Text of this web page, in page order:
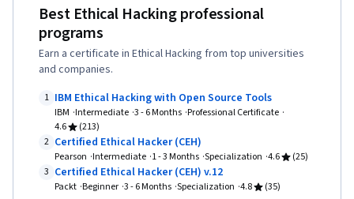
Management, Bash (Scripting Language),
Security Awareness, Threat Detection, Python
Programming, Web Presence, SQL, Security
Splunk, Network Analysis, TCP/IP, Incident
Management, Continuous Monitoring, Event
Monitoring, Security Controls, Network
Monitoring, Data Security, Technical
Best Ethical Hacking professional
programs
Earn a certificate in Ethical Hacking from top universities
and companies.
1 IBM Ethical Hacking with Open Source Tools
IBM Intermediate 3 - 6 Months Professional Certificate
4.6
(213)
2 Certified Ethical Hacker (CEH)
Pearson Intermediate 1 - 3 Months Specialization 4.6
(25)
3 Certified Ethical Hacker (CEH) v.12
Packt Beginner 3 - 6 Months Specialization 4.8 (35)